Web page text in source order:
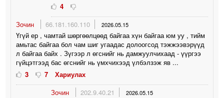
4
Зочин
66.181.160.110 2026.05.15
Үгүй ер , чамтай шөргөөлцөөд байгаа хүн байгаа юм уу , тийм
амьтас байгаа бол чам шиг угаадас долоогсод тэжжээвэрүүд
л байгаа байх . Зүгээр л өгснийг нь дамжуулчихаад - үүргээ
гүйцэтгээд бас өгснийг нь үмхчихээд үлбэлзэж яв ...
3
7
Хариулах
Зочин
202.9.40.21 2026.05.15